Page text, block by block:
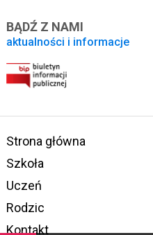
BĄDŹ Z NAMI
aktualności i informacje
Strona główna
Szkoła
Uczeń
Rodzic
Kontakt